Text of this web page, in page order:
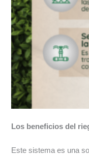
Los beneficios del
Este sistema es una